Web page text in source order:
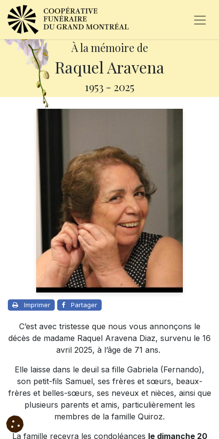
À la mémoire de
Raquel Aravena
1953 - 2025
Imprimer Partager
C’est avec tristesse que nous vous annonçons le
décès de madame Raquel Aravena Diaz, survenu le 16
avril 2025, à l’âge de 71 ans.
Elle laisse dans le deuil sa fille Gabriela (Fernando),
son petit-fils Samuel, ses frères et sœurs, beaux-
frères et belles-sœurs, ses neveux et nièces, ainsi que
plusieurs parents et amis, particulièrement les
membres de la famille Quiroz.
La famille recevra les condoléances le dimanche 20